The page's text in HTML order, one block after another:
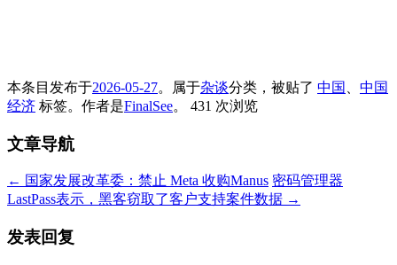
本条目发布于2026-05-27。属于杂谈分类，被贴了 中国
中国
经济 标签。 作者是FinalSee。 431 次浏览
文章导航
← 国家发展改革委：禁止 Meta 收购Manus 密码管理器
LastPass表示，黑客窃取了客户支持案件数据 →
发表回复